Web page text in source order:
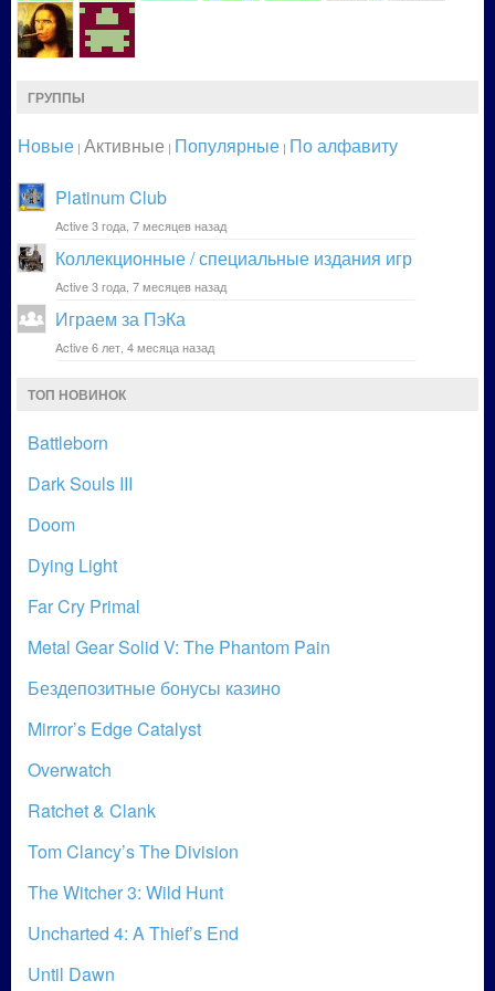
ГРУППЫ
Новые | Активные | Популярные | По алфавиту
Platinum Club
Active 3 года, 7 месяцев назад
Коллекционные / специальные издания игр
Active 3 года, 7 месяцев назад
Играем за ПэКа
Active 6 лет, 4 месяца назад
ТОП НОВИНОК
Battleborn
Dark Souls III
Doom
Dying Light
Far Cry Primal
Metal Gear Solid V: The Phantom Pain
Бездепозитные бонусы казино
Mirror’s Edge Catalyst
Overwatch
Ratchet & Clank
Tom Clancy’s The Division
The Witcher 3: Wild Hunt
Uncharted 4: A Thief’s End
Until Dawn